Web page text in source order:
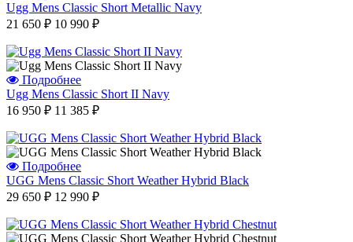
Ugg Mens Classic Short Metallic Navy
21 650 ₽ 10 990 ₽
Подробнее
Ugg Mens Classic Short II Navy
16 950 ₽ 11 385 ₽
Подробнее
UGG Mens Classic Short Weather Hybrid Black
29 650 ₽ 12 990 ₽